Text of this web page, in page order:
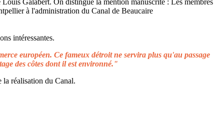
intéressantes.
européen. Ce fameux détroit ne servira plus qu'au passage
des côtes dont il est environné."
réalisation du Canal.